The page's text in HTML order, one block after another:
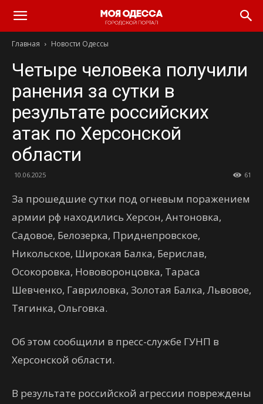
Моя
Одесса
Главная Новости Одессы
Четыре человека получили
ранения за сутки в
результате российских
атак по Херсонской
области
10.06.2025 61
За прошедшие сутки под огневым поражением
армии рф находились Херсон, Антоновка,
Садовое, Белозерка, Приднепровское,
Никольское, Широкая Балка, Берислав,
Осокоровка, Нововоронцовка, Тараса
Шевченко, Гавриловка, Золотая Балка, Львовое,
Тягинка, Ольговка.
Об этом сообщили в пресс-службе ГУНП в
Херсонской области.
В результате российской агрессии повреждены